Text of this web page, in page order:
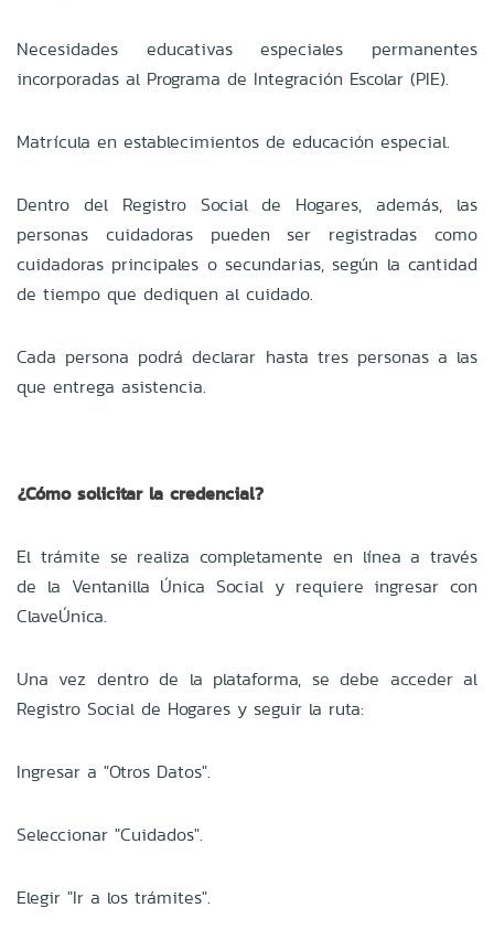
Necesidades educativas especiales permanentes
incorporadas al Programa de Integración Escolar (PIE).
Matrícula en establecimientos de educación especial.
Dentro del Registro Social de Hogares, además, las
personas cuidadoras pueden ser registradas como
cuidadoras principales o secundarias, según la cantidad
de tiempo que dediquen al cuidado.
Cada persona podrá declarar hasta tres personas a las
que entrega asistencia.
¿Cómo solicitar la credencial?
El trámite se realiza completamente en línea a través
de la Ventanilla Única Social y requiere ingresar con
ClaveÚnica.
Una vez dentro de la plataforma, se debe acceder al
Registro Social de Hogares y seguir la ruta:
Ingresar a "Otros Datos".
Seleccionar "Cuidados".
Elegir "Ir a los trámites".